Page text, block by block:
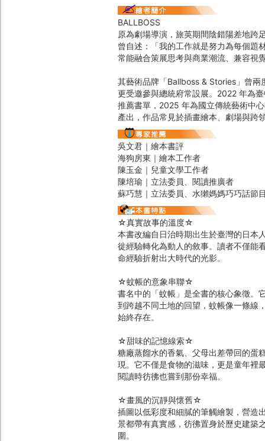
BALLBOSS
原為劇場導演，旅英期間陰錯陽差地跨
曾自述：「我的工作就是努力為每個題
常能融合策展思考與商業潮流、兼容視
其藝術品牌「Ballboss & Stories」曾
更受邀參與總統府常設展。2022 年為
推薦書單，2025 年為國立傳統藝術中
產出，作品常見於插畫繪本、劇場與跨
吳文君｜繪本書評
海狗房東｜繪本工作者
陳玉金｜兒童文學工作者
陳培瑜｜立法委員、閱讀推廣者
蘇巧慧｜立法委員、水獺媽媽巧巧話
☆真實故事的溫度☆
本書改編自日治時期出生於臺灣的日本
徙經驗轉化為動人的敘事。讀者不僅能
命經驗折射出大時代的光影。
☆蚊帳的意象串聯☆
書名中的「蚊帳」是全書的核心象徵。
到跨越不同土地的回望，蚊帳像一條線
始終存在。
☆甜味的記憶線索☆
糖廠蒸餾水的香氣、父母出差帶回的蛋
現。它不僅是食物的滋味，更是童年裡
閱讀時彷彿也嘗到那份幸福。
☆畫風的沉靜與懷舊☆
插圖以低彩度和細膩的筆觸繪製，營造
景都帶有真實感，彷彿置身於歷史建築
圍。